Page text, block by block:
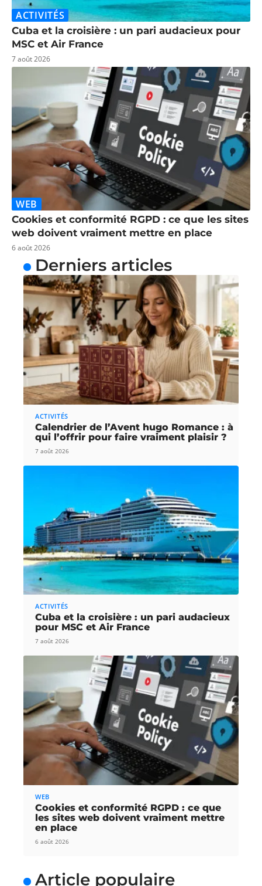
ACTIVITÉS
Cuba et la croisière : un pari audacieux pour
MSC et Air France
7 août 2026
WEB
Cookies et conformité RGPD : ce que les sites
web doivent vraiment mettre en place
6 août 2026
Derniers articles
ACTIVITÉS
Calendrier de l’Avent hugo Romance : à
qui l’offrir pour faire vraiment plaisir ?
7 août 2026
ACTIVITÉS
Cuba et la croisière : un pari audacieux
pour MSC et Air France
7 août 2026
WEB
Cookies et conformité RGPD : ce que
les sites web doivent vraiment mettre
en place
6 août 2026
Article populaire